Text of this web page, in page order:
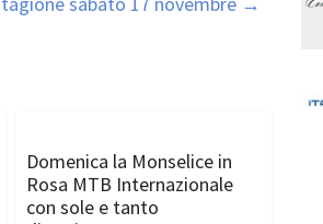
Domenica la Monselice in
Rosa MTB Internazionale
con sole e tanto